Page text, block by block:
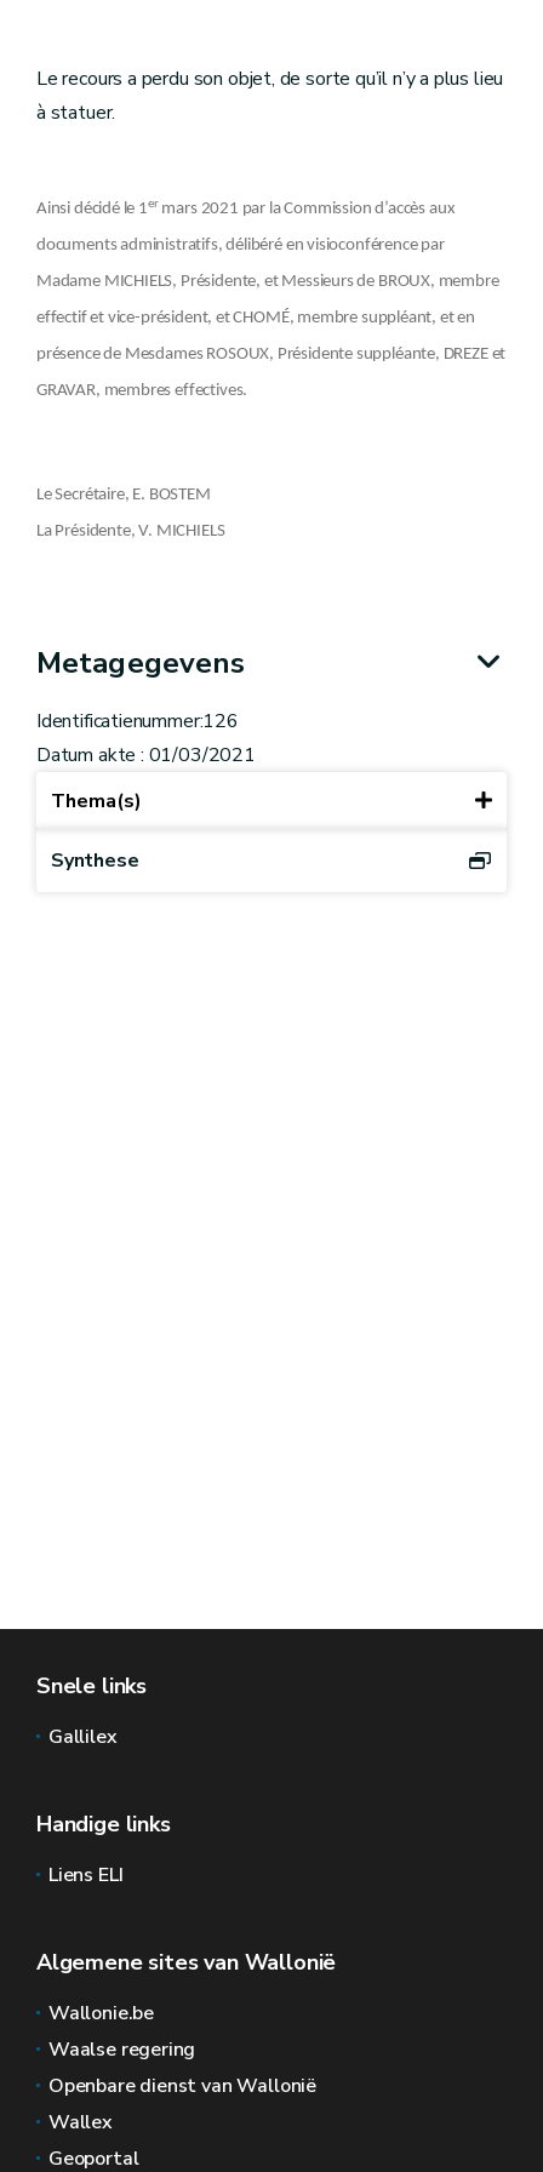
Le recours a perdu son objet, de sorte qu’il n’y a plus lieu
à statuer.
Ainsi décidé le 1er mars 2021 par la Commission d’accès aux
documents administratifs, délibéré en visioconférence par
Madame MICHIELS, Présidente, et Messieurs de BROUX, membre
effectif et vice-président, et CHOMÉ, membre suppléant, et en
présence de Mesdames ROSOUX, Présidente suppléante, DREZE et
GRAVAR, membres effectives.
Le Secrétaire, E. BOSTEM
La Présidente, V. MICHIELS
Metagegevens
Identificatienummer:126
Datum akte : 01/03/2021
Thema(s)
Synthese
Snele links
Gallilex
Handige links
Liens ELI
Algemene sites van Wallonië
Wallonie.be
Waalse regering
Openbare dienst van Wallonië
Wallex
Geoportal